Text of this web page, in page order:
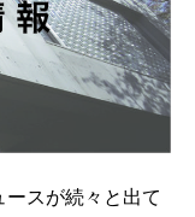
スが続々と出て